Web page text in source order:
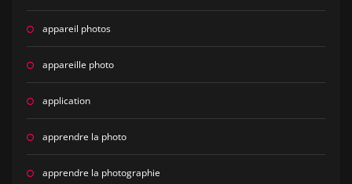
appareil photos
appareille photo
application
apprendre la photo
apprendre la photographie